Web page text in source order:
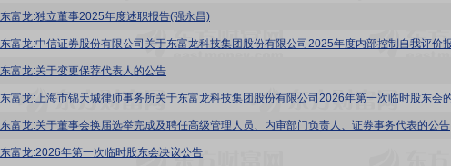
东富龙:独立董事2025年度述职报告(强永昌)
东富龙:关于变更保荐代表人的公告
东富龙:关于董事会换届选举完成及聘任高级管理人员、内审部门负责人、证券事务代表的公告
东富龙:2026年第一次临时股东会决议公告